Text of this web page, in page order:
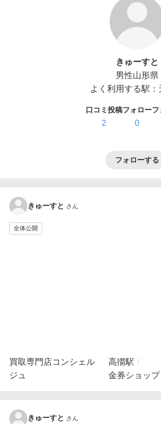
きゅーすと
男性山形県
よく利用する駅：
口コミ投稿
2
フォロー
0
フ
フォローする
きゅーすと さん
全体公開
買取専門店コンシェル
ジュ
高擶駅
金券ショッ
きゅーすと さん